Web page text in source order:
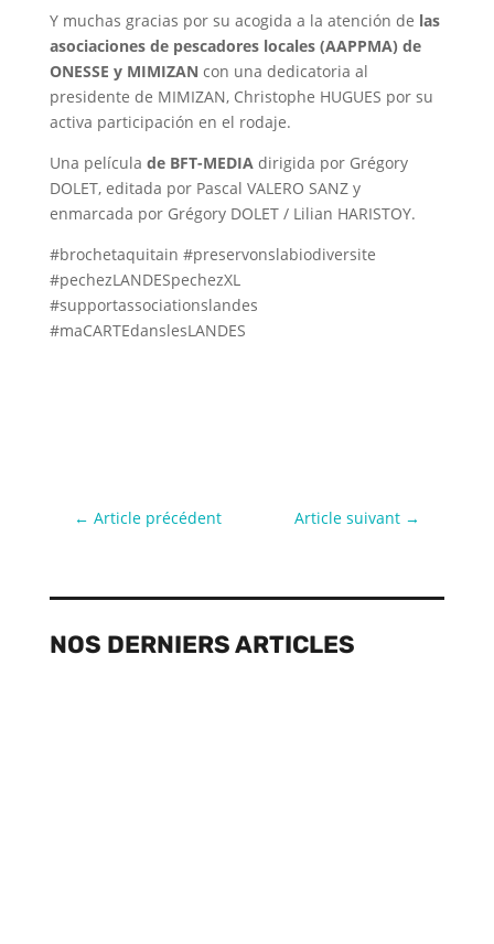
Y muchas gracias por su acogida a la atención de las
asociaciones de pescadores locales (AAPPMA) de
ONESSE y MIMIZAN con una dedicatoria al
presidente de MIMIZAN, Christophe HUGUES por su
activa participación en el rodaje.
Una película de BFT-MEDIA dirigida por Grégory
DOLET, editada por Pascal VALERO SANZ y
enmarcada por Grégory DOLET / Lilian HARISTOY.
#brochetaquitain #preservonslabiodiversite
#pechezLANDESpechezXL
#supportassociationslandes
#maCARTEdanslesLANDES
←Article précédent Article suivant→
NOS DERNIERS ARTICLES